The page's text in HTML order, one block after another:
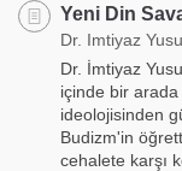
Yeni Din
Dr. Imtiyaz
Dr. İmtiyaz
içinde bir arada
ideolojisinden
Budizm'in
cehalete karşı